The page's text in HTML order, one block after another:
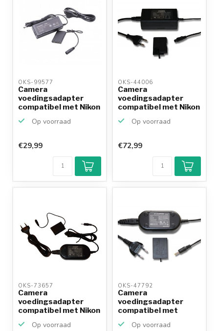
OKS-99577
Camera
voedingsadapter
compatibel met Nikon
Op voorraad
€29,99
OKS-44006
Camera
voedingsadapter
compatibel met Nikon
Op voorraad
€72,99
OKS-73657
Camera
voedingsadapter
compatibel met Nikon
Op voorraad
OKS-47792
Camera
voedingsadapter
compatibel met
Op voorraad